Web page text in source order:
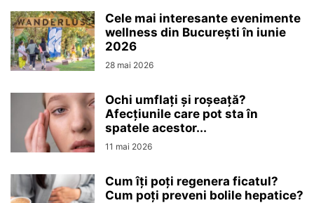
Cele mai interesante evenimente
wellness din București în iunie
2026
28 mai 2026
Ochi umflați și roșeață?
Afecțiunile care pot sta în
spatele acestor...
11 mai 2026
Cum îți poți regenera ficatul?
Cum poți preveni bolile hepatice?